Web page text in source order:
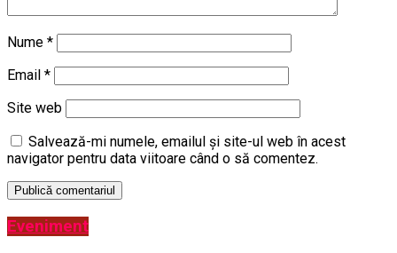
Nume *
Email *
Site web
Salvează-mi numele, emailul și site-ul web în acest
navigator pentru data viitoare când o să comentez.
Eveniment